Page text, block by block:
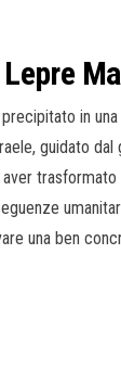
in
guidato dal
una ben